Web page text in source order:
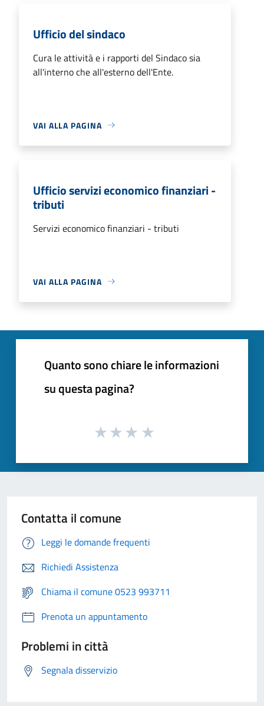
Ufficio del sindaco
Cura le attività e i rapporti del Sindaco sia
all'interno che all'esterno dell'Ente.
VAI ALLA PAGINA
Ufficio servizi economico finanziari -
tributi
Servizi economico finanziari - tributi
VAI ALLA PAGINA
Quanto sono chiare le informazioni
su questa pagina?
Contatta il comune
Leggi le domande frequenti
Richiedi Assistenza
Chiama il comune 0523 993711
Prenota un appuntamento
Problemi in città
Segnala disservizio